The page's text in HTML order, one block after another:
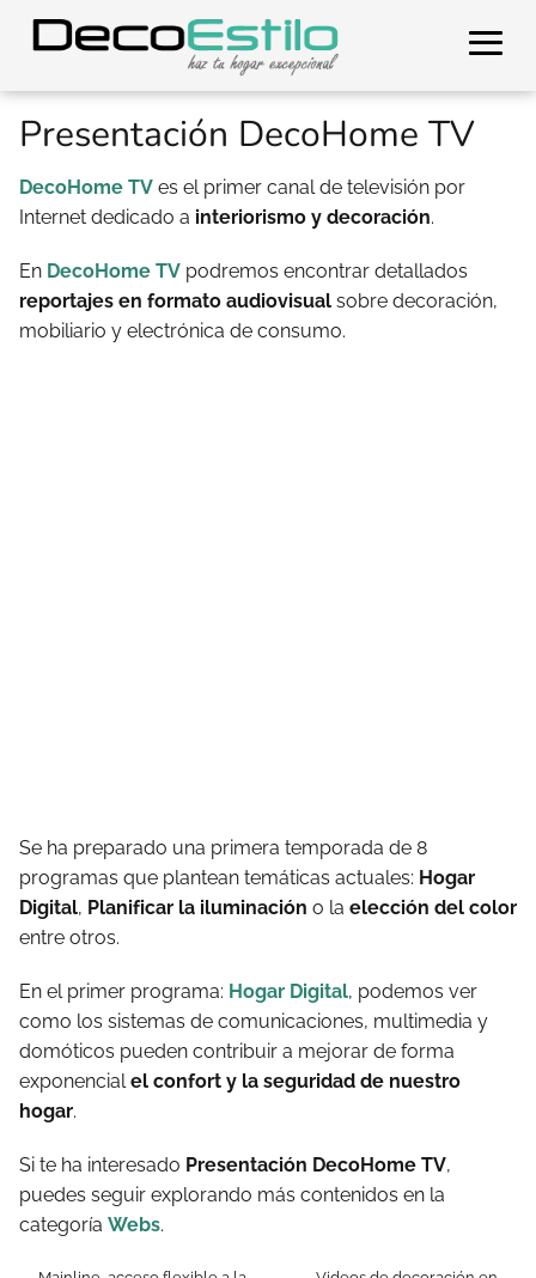
Presentación DecoHome TV
DecoHome TV es el primer canal de televisión por
Internet dedicado a interiorismo y decoración.
En DecoHome TV podremos encontrar detallados
reportajes en formato audiovisual sobre decoración,
mobiliario y electrónica de consumo.
Se ha preparado una primera temporada de 8
programas que plantean temáticas actuales: Hogar
Digital, Planificar la iluminación o la elección del color
entre otros.
En el primer programa: Hogar Digital, podemos ver
como los sistemas de comunicaciones, multimedia y
domóticos pueden contribuir a mejorar de forma
exponencialel confort y la seguridad de nuestro
hogar.
Si te ha interesado Presentación DecoHome TV,
puedes seguir explorando más contenidos en la
categoría Webs.